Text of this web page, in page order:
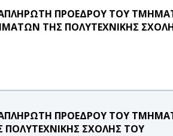
ΠΡΟΕΔΡΟΥ ΤΟΥ
ΤΗΣ ΠΟΛΥΤΕΧΝΙΚΗΣ
ΠΡΟΕΔΡΟΥ ΤΟΥ
ΣΧΟΛΗΣ ΤΟΥ